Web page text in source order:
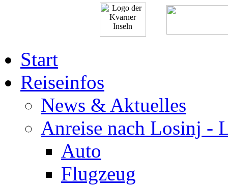
Start
Reiseinfos
News & Aktuelles
Anreise nach Losinj -
Auto
Flugzeug